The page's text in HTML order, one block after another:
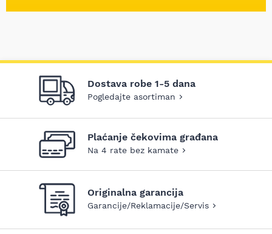
Dostava robe 1-5 dana
Pogledajte asortiman
Plaćanje čekovima građana
Na 4 rate bez kamate
Originalna garancija
Garancije/Reklamacije/Servis